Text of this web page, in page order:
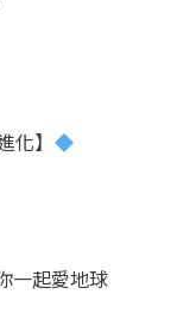
化】
一起愛地球